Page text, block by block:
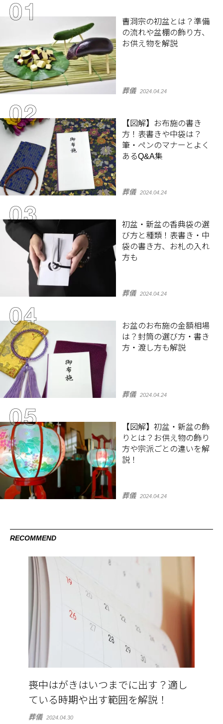
曹洞宗の初盆とは？準備
の流れや盆棚の飾り方、
お供え物を解説
葬儀 2024.04.24
【図解】お布施の書き
方！表書きや中袋は？
筆・ペンのマナーとよく
あるQ&A集
葬儀 2024.04.24
初盆・新盆の香典袋の選
び方と種類！表書き・中
袋の書き方、お札の入れ
方も
葬儀 2024.04.24
お盆のお布施の金額相場
は？封筒の選び方・書き
方・渡し方も解説
葬儀 2024.04.24
【図解】初盆・新盆の飾
りとは？お供え物の飾り
方や宗派ごとの違いを解
説！
葬儀 2024.04.24
RECOMMEND
喪中はがきはいつまでに出す？適し
ている時期や出す範囲を解説！
葬儀 2024.04.30